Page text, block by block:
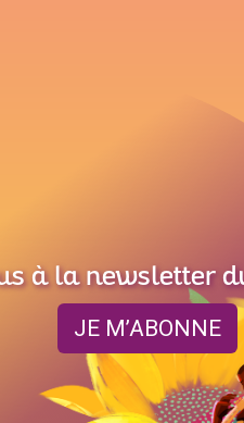
à la newsletter
JE M’ABONNE